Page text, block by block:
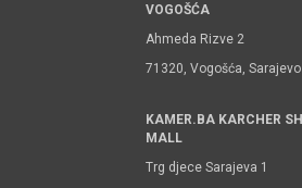
VOGOŠĆA
Ahmeda Rizve 2
71320, Vogošća, Sarajevo
KAMER.BA KARCHER
MALL
Trg djece Sarajeva 1